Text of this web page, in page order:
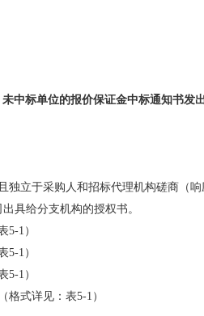
中标单位的报价保证金中标通知书发
独立于采购人和招标代理机构磋商（
具给分支机构的授权书。
5-1 ）
5-1 ）
5-1 ）
格式详见： 表5-1 ）